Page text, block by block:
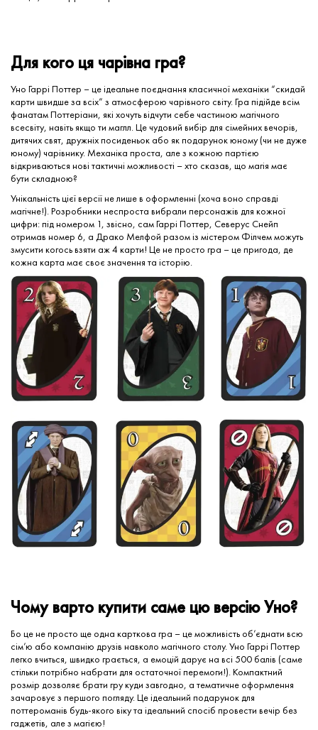
Для кого ця чарівна гра?
Уно Гаррі Поттер – це ідеальне поєднання класичної механіки “скидай
карти швидше за всіх” з атмосферою чарівного світу. Гра підійде всім
фанатам Поттеріани, які хочуть відчути себе частиною магічного
всесвіту, навіть якщо ти маглл. Це чудовий вибір для сімейних вечорів,
дитячих свят, дружніх посиденьок або як подарунок юному (чи не дуже
юному) чарівнику. Механіка проста, але з кожною партією
відкриваються нові тактичні можливості – хто сказав, що магія має
бути складною?
Унікальність цієї версії не лише в оформленні (хоча воно справді
магічне!). Розробники неспроста вибрали персонажів для кожної
цифри: під номером 1, звісно, сам Гаррі Поттер, Северус Снейп
отримав номер 6, а Драко Мелфой разом із містером Філчем можуть
змусити когось взяти аж 4 карти! Це не просто гра – це пригода, де
кожна карта має своє значення та історію.
Чому варто купити саме цю версію Уно?
Бо це не просто ще одна карткова гра – це можливість об’єднати всю
сім’ю або компанію друзів навколо магічного столу. Уно Гаррі Поттер
легко вчиться, швидко грається, а емоцій дарує на всі 500 балів (саме
стільки потрібно набрати для остаточної перемоги!). Компактний
розмір дозволяє брати гру куди завгодно, а тематичне оформлення
зачаровує з першого погляду. Це ідеальний подарунок для
поттероманів будь-якого віку та ідеальний спосіб провести вечір без
гаджетів, але з магією!